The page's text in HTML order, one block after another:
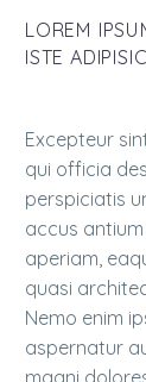
LOREM
ISTE
Excepteur
qui officia
perspiciatis
accus
aperiam,
quasi
Nemo enim
aspernatur
magni